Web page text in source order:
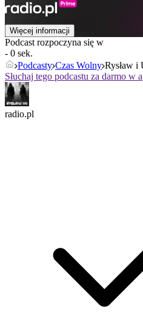
Więcej informacji
Podcast rozpoczyna się w
- 0 sek.
Podcasty Czas Wolny Rysław
Słuchaj tego podcastu za darmo w
radio.pl